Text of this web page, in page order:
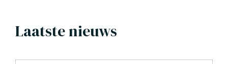
Laatste nieuws